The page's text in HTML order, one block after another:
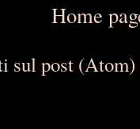
Home
sul post (Atom)